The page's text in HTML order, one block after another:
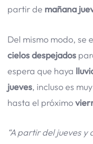
partir de mañana
Del mismo modo, se
cielos despejados
espera que haya
jueves, incluso es
hasta el próximo
“A partir del jueves